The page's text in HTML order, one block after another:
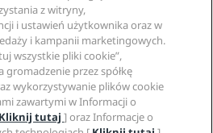
Approved
z witryny
współczesnego niewolnictwa
z witryny,
i ustawień użytkownika oraz w
i kampanii marketingowych.
wszystkie pliki cookie”,
gromadzenie przez spółkę
wykorzystywanie plików cookie
zawartymi w Informacji o
tutaj] oraz Informacje o